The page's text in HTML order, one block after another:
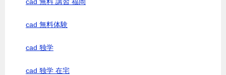
cad 無料体験
cad 独学
cad 独学 在宅